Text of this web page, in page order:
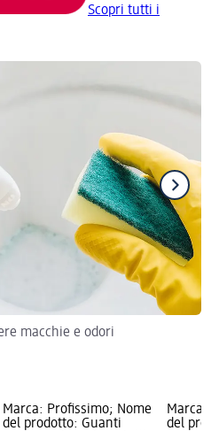
Scopri tutti i
macchie e odori
Marca: Profissimo; Nome
del prodotto: Guanti
Marca:
del